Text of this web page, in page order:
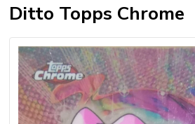
Ditto Topps Chrome